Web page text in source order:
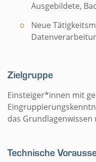
Ausgebildete,
Neue
Zielgruppe
Einsteiger*innen mit
das
Technische